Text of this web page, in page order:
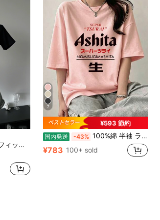
女性用 ラウンドネック フィッテッド 半袖Tシャツ、アメリカンスタイル、ホワイト、春夏新作カジュアル ブラック
7
¥593 節約
国内発送 -43% 100%綿 半袖 ラウンドネック Tシャツ 夏服 レディース おもしろプリント ゆったり カジュアル トップス
¥783 100+ sold